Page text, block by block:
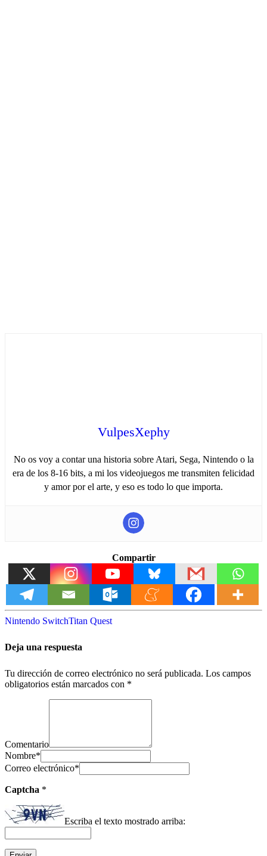
VulpesXephy
No os voy a contar una historia sobre Atari, Sega, Nintendo o la
era de los 8-16 bits, a mi los videojuegos me transmiten felicidad
y amor por el arte, y eso es todo lo que importa.
Compartir
Nintendo SwitchTitan Quest
Deja una respuesta
Tu dirección de correo electrónico no será publicada. Los campos
obligatorios están marcados con *
Comentario
Nombre*
Correo electrónico*
Captcha *
Escriba el texto mostrado arriba: